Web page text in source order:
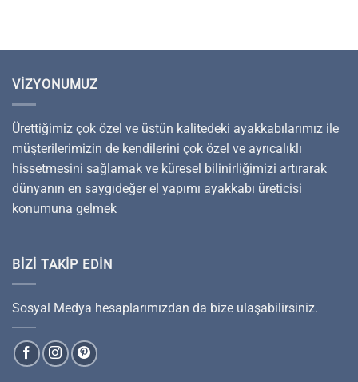
VIZYONUMUZ
Ürettiğimiz çok özel ve üstün kalitedeki ayakkabılarımız ile
müşterilerimizin de kendilerini çok özel ve ayrıcalıklı
hissetmesini sağlamak ve küresel bilinirliğimizi artırarak
dünyanın en saygıdeğer el yapımı ayakkabı üreticisi
konumuna gelmek
BIZI TAKIP EDIN
Sosyal Medya hesaplarımızdan da bize ulaşabilirsiniz.